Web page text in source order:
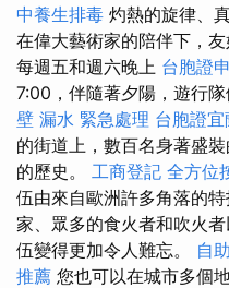
中養生排毒 灼熱的旋律、
在偉大藝術家的陪伴下，
每週五和週六晚上 台胞證
7:00，伴隨著夕陽，遊行
壁 漏水 緊急處理 台胞證宜
的街道上，數百名身著盛
的歷史。 工商登記 全方位
伍由來自歐洲許多角落的
家、眾多的食火者和吹火
伍變得更加令人難忘。 自
推薦 您也可以在城市多個